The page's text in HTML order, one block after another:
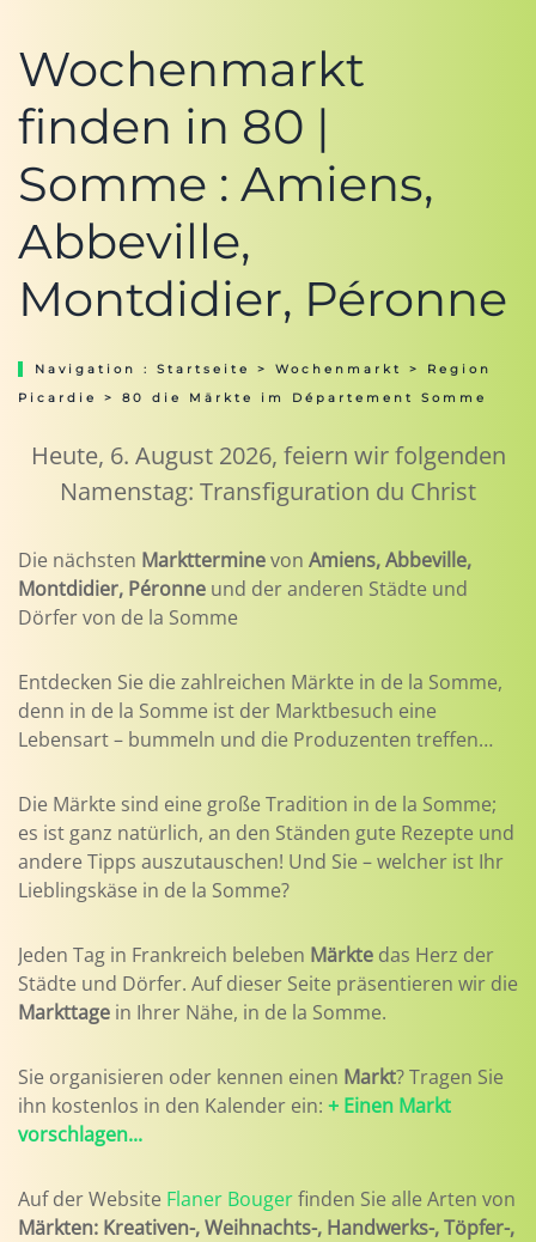
Wochenmarkt
finden in 80 |
Somme : Amiens,
Abbeville,
Montdidier, Péronne
Navigation : Startseite > Wochenmarkt > Region
Picardie
> 80 die Märkte im Département Somme
Heute, 6. August 2026, feiern wir folgenden
Namenstag: Transfiguration du Christ
Die nächsten Marktterminevon Amiens, Abbeville,
Montdidier, Péronne und der anderen Städte und
Dörfer von de la Somme
Entdecken Sie die zahlreichen Märkte in de la Somme,
denn in de la Somme ist der Marktbesuch eine
Lebensart – bummeln und die Produzenten treffen…
Die Märkte sind eine große Tradition in de la Somme;
es ist ganz natürlich, an den Ständen gute Rezepte und
andere Tipps auszutauschen! Und Sie – welcher ist Ihr
Lieblingskäse in de la Somme?
Jeden Tag in Frankreich beleben Märkte das Herz der
Städte und Dörfer. Auf dieser Seite präsentieren wir die
Markttage in Ihrer Nähe, in de la Somme.
Sie organisieren oder kennen einen Markt? Tragen Sie
ihn kostenlos in den Kalender ein: + Einen Markt
vorschlagen...
Auf der Website Flaner Bougerfinden Sie alle Arten von
Märkten: Kreativen-, Weihnachts-, Handwerks-, Töpfer-,